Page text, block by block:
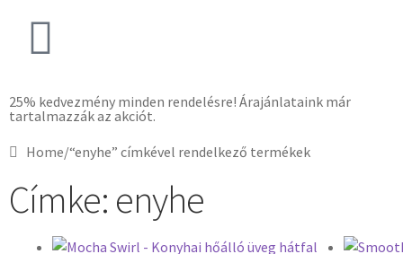
25% kedvezmény minden rendelésre! Árajánlataink már
tartalmazzák az akciót.
Home/“enyhe” címkével rendelkező termékek
Címke: enyhe